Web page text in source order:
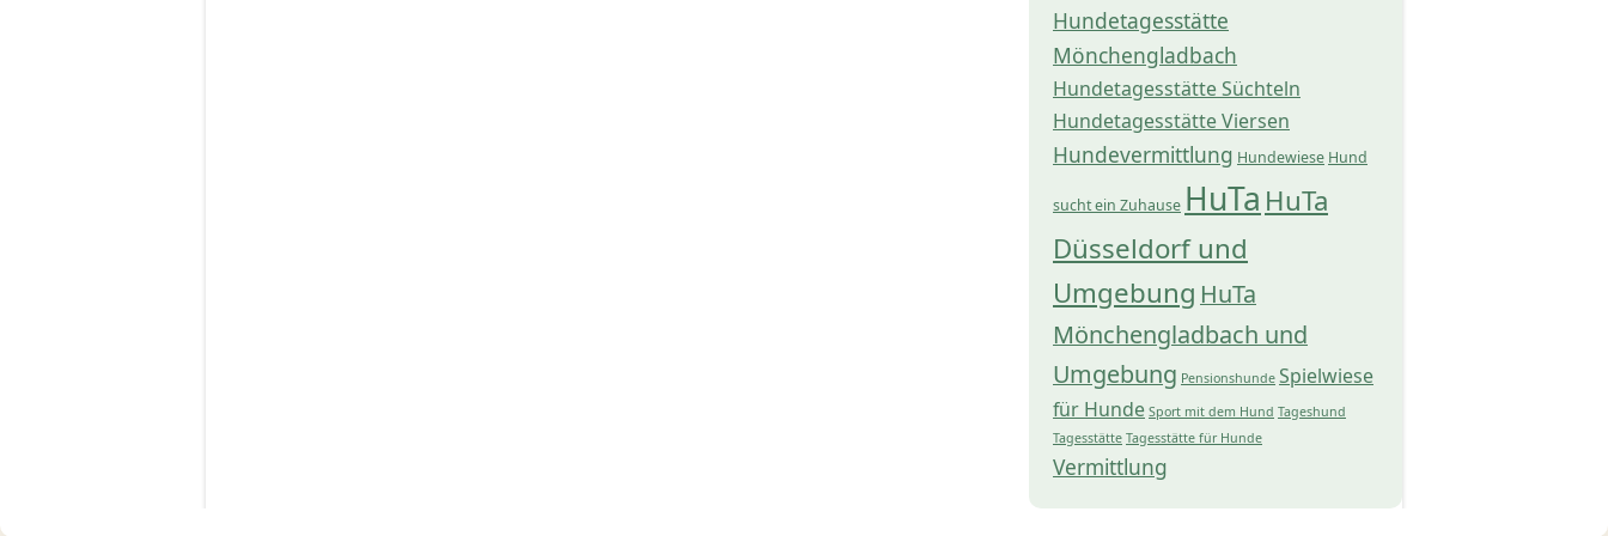
Hundetagesstätte
Mönchengladbach
Hundetagesstätte Süchteln
Hundetagesstätte Viersen
Hundevermittlung Hundewiese Hund
sucht ein Zuhause HuTa HuTa
Düsseldorf und
Umgebung HuTa
Mönchengladbach und
Umgebung Pensionshunde Spielwiese
für Hunde Sport mit dem Hund Tageshund
Tagesstätte Tagesstätte für Hunde
Vermittlung